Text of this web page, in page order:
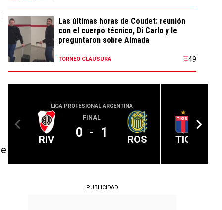
Las últimas horas de Coudet: reunión
con el cuerpo técnico, Di Carlo y le
preguntaron sobre Almada
TORNEO CLAUSURA 49
LIGA PROFESIONAL ARGENTINA
RIV
FINAL
0 - 1 ROS TIG
PUBLICIDAD